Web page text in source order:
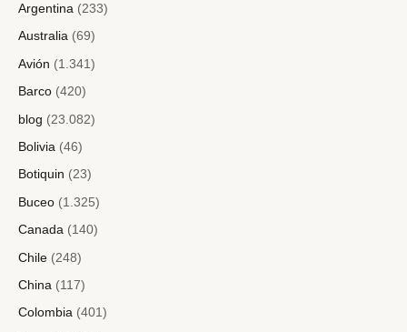
Argentina (233)
Australia (69)
Avión (1.341)
Barco (420)
blog (23.082)
Bolivia (46)
Botiquin (23)
Buceo (1.325)
Canada (140)
Chile (248)
China (117)
Colombia (401)